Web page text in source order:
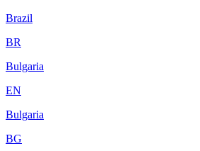
Brazil
BR
Bulgaria
EN
Bulgaria
BG